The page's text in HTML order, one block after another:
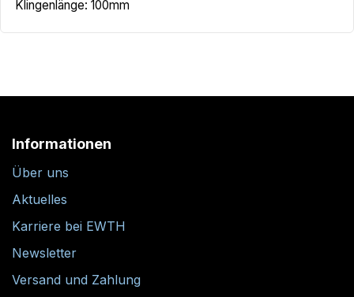
Klingenlänge: 100mm
Informationen
Über uns
Aktuelles
Karriere bei EWTH
Newsletter
Versand und Zahlung